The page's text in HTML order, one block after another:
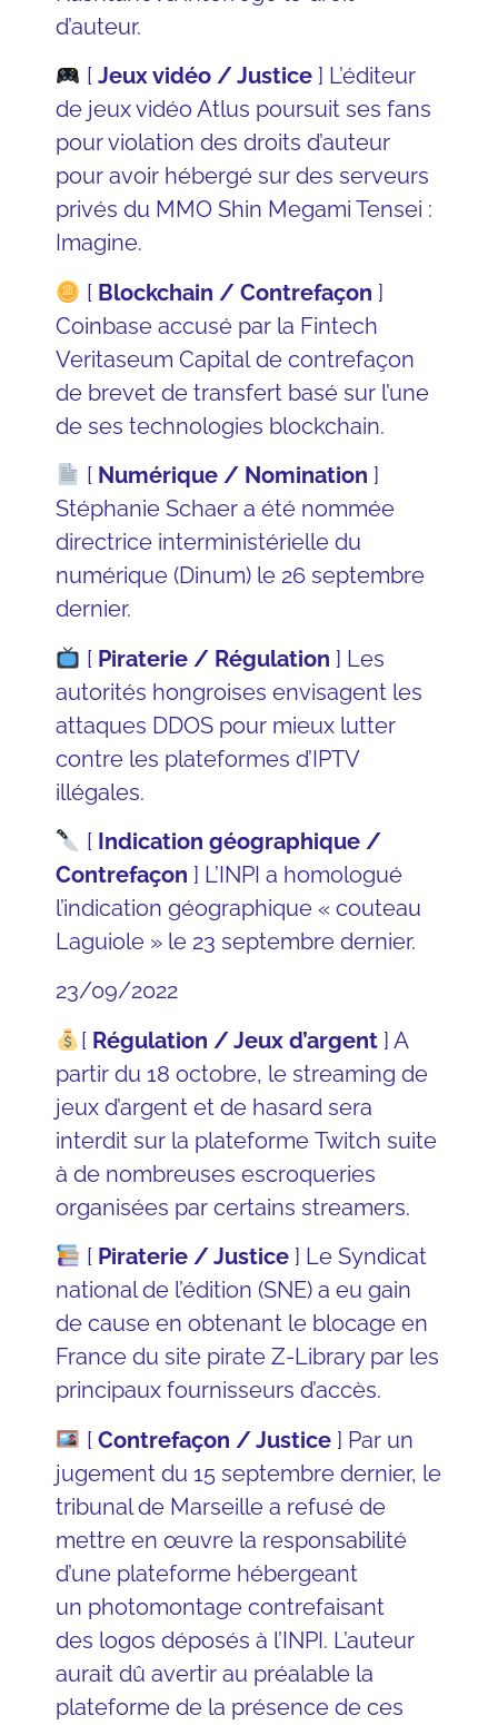
d’auteur.
[ Jeux vidéo / Justice] L’éditeur
de jeux vidéo Atlus poursuit ses fans
pour violation des droits d’auteur
pour avoir hébergé sur des serveurs
privés du MMO Shin Megami Tensei :
Imagine.
[ Blockchain / Contrefaçon ]
Coinbase accusé par la Fintech
Veritaseum Capital de contrefaçon
de brevet de transfert basé sur l’une
de ses technologies blockchain.
[ Numérique / Nomination ]
Stéphanie Schaer a été nommée
directrice interministérielle du
numérique (Dinum) le 26 septembre
dernier.
[ Piraterie / Régulation ] Les
autorités hongroises envisagent les
attaques DDOS pour mieux lutter
contre les plateformes d’IPTV
illégales.
[ Indication géographique /
Contrefaçon ] L’INPI a homologué
l’indication géographique « couteau
Laguiole » le 23 septembre dernier.
23/09/2022
[ Régulation / Jeux d’argent] A
partir du 18 octobre, le streaming de
jeux d’argent et de hasard sera
interdit sur la plateforme Twitch suite
à de nombreuses escroqueries
organisées par certains streamers.
[ Piraterie / Justice] Le Syndicat
national de l’édition (SNE) a eu gain
de cause en obtenant le blocage en
France du site pirate Z-Library par les
principaux fournisseurs d’accès.
[ Contrefaçon / Justice] Par un
jugement du 15 septembre dernier, le
tribunal de Marseille a refusé de
mettre en œuvre la responsabilité
d’une plateforme hébergeant
un photomontage contrefaisant
des logos déposés à l’INPI. L’auteur
aurait dû avertir au préalable la
plateforme de la présence de ces